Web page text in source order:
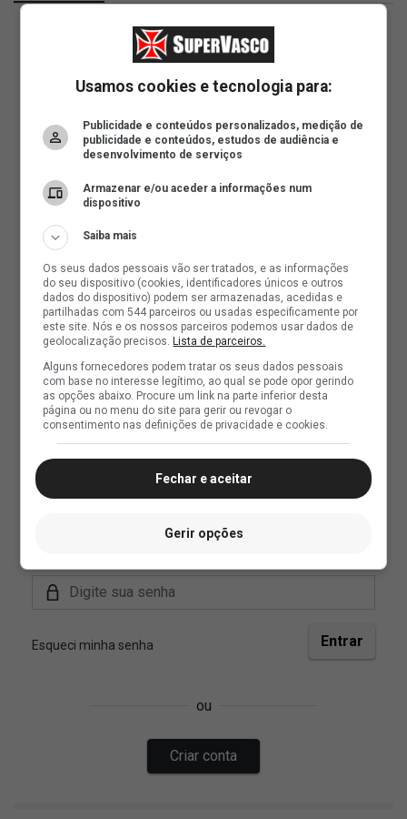
Usamos cookies e tecnologia para:
Publicidade e conteúdos personalizados, medição de
publicidade e conteúdos, estudos de audiência e
desenvolvimento de serviços
Armazenar e/ou aceder a informações num
dispositivo
Saiba mais
Os seus dados pessoais vão ser tratados, e as informações
do seu dispositivo (cookies, identificadores únicos e outros
dados do dispositivo) podem ser armazenadas, acedidas e
partilhadas com 544 parceiros ou usadas especificamente por
este site. Nós e os nossos parceiros podemos usar dados de
geolocalização precisos.Lista de parceiros.
Alguns fornecedores podem tratar os seus dados pessoais
com base no interesse legítimo, ao qual se pode opor gerindo
as opções abaixo. Procure um link na parte inferior desta
página ou no menu do site para gerir ou revogar o
consentimento nas definições de privacidade e cookies.
Fechar e aceitar
Gerir opções